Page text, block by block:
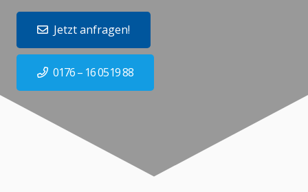
Jetzt anfragen!
0176 – 16 0519 88